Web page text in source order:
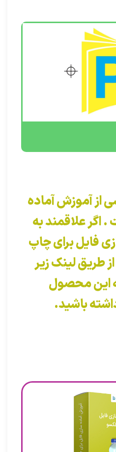
از آموزش آماده
اگر علاقمند به
فایل برای چاپ
طریق لینک زیر
این محصول
باشید.